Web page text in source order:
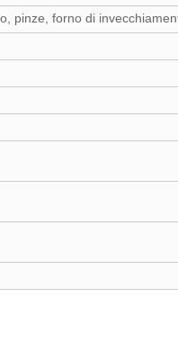
pinze, forno di